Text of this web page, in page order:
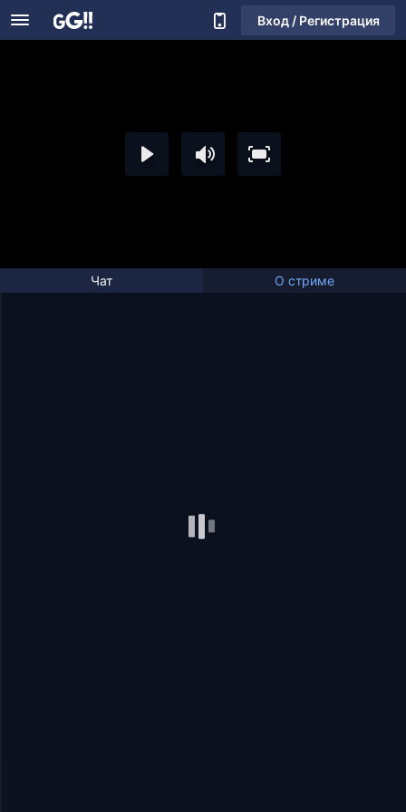
Вход / Регистрация
Чат О стриме